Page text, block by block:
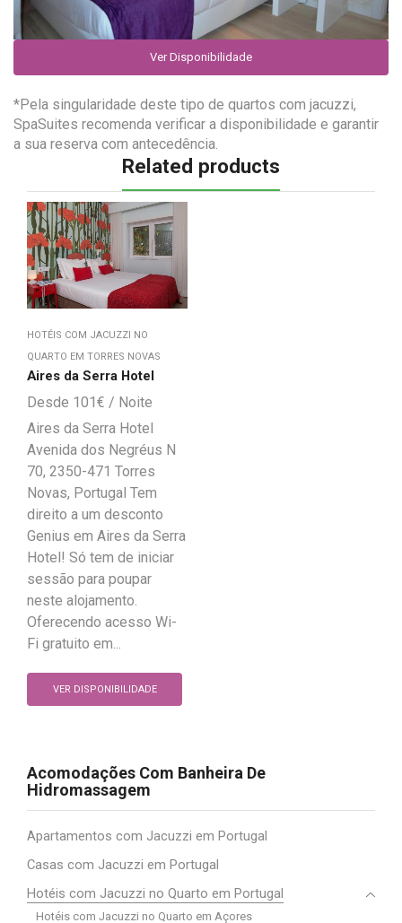
Ver Disponibilidade
*Pela singularidade deste tipo de quartos com jacuzzi,
SpaSuites recomenda verificar a disponibilidade e garantir
a sua reserva com antecedência.
Related products
HOTÉIS COM JACUZZI NO
QUARTO EM TORRES NOVAS
Aires da Serra Hotel
101 €
Aires da Serra Hotel
Avenida dos Negréus N
70, 2350-471 Torres
Novas, Portugal Tem
direito a um desconto
Genius em Aires da Serra
Hotel! Só tem de iniciar
sessão para poupar
neste alojamento.
Oferecendo acesso Wi-
Fi gratuito em...
VER DISPONIBILIDADE
Acomodações Com Banheira De
Hidromassagem
Apartamentos com Jacuzzi em Portugal
Casas com Jacuzzi em Portugal
Hotéis com Jacuzzi no Quarto em Portugal
Hotéis com Jacuzzi no Quarto em Açores